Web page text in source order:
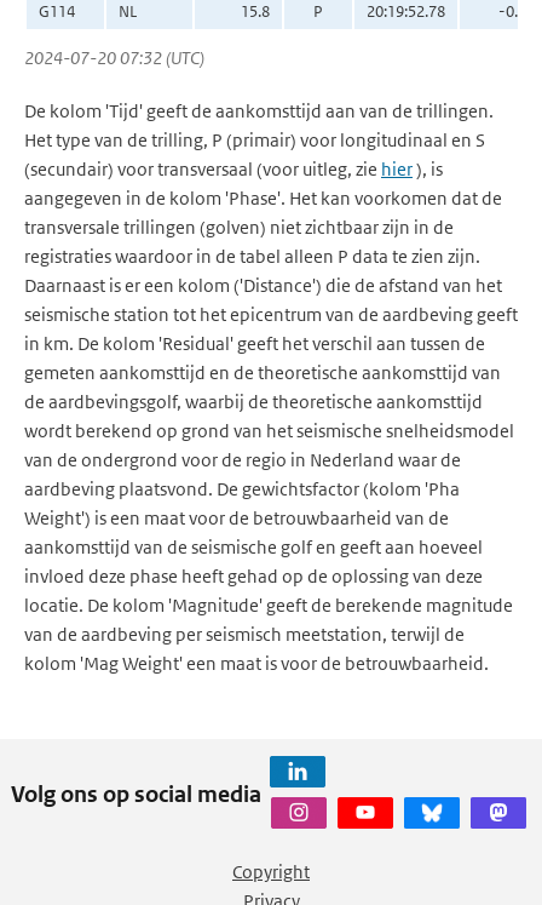
G114
NL 15.8 P 20:19:52.78 -0.06
2024-07-20 07:32 (UTC)
De kolom 'Tijd' geeft de aankomsttijd aan van de trillingen.
Het type van de trilling, P (primair) voor longitudinaal en S
(secundair) voor transversaal (voor uitleg, zie hier), is
aangegeven in de kolom 'Phase'. Het kan voorkomen dat de
transversale trillingen (golven) niet zichtbaar zijn in de
registraties waardoor in de tabel alleen P data te zien zijn.
Daarnaast is er een kolom ('Distance') die de afstand van het
seismische station tot het epicentrum van de aardbeving geeft
in km. De kolom 'Residual' geeft het verschil aan tussen de
gemeten aankomsttijd en de theoretische aankomsttijd van
de aardbevingsgolf, waarbij de theoretische aankomsttijd
wordt berekend op grond van het seismische snelheidsmodel
van de ondergrond voor de regio in Nederland waar de
aardbeving plaatsvond. De gewichtsfactor (kolom 'Pha
Weight') is een maat voor de betrouwbaarheid van de
aankomsttijd van de seismische golf en geeft aan hoeveel
invloed deze phase heeft gehad op de oplossing van deze
locatie. De kolom 'Magnitude' geeft de berekende magnitude
van de aardbeving per seismisch meetstation, terwijl de
kolom 'Mag Weight' een maat is voor de betrouwbaarheid.
Volg ons op social media
Copyright